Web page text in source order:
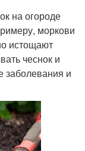
на огороде
моркови
истощают
чеснок и
заболевания и